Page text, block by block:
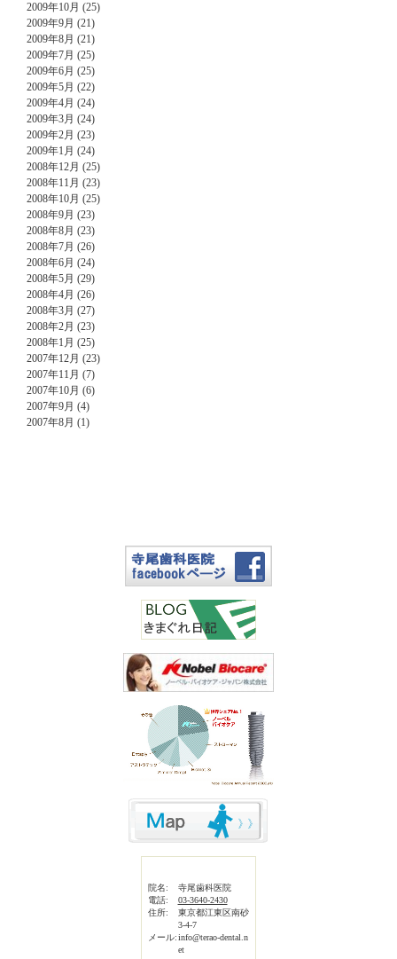
2009年10月 (25)
2009年9月 (21)
2009年8月 (21)
2009年7月 (25)
2009年6月 (25)
2009年5月 (22)
2009年4月 (24)
2009年3月 (24)
2009年2月 (23)
2009年1月 (24)
2008年12月 (25)
2008年11月 (23)
2008年10月 (25)
2008年9月 (23)
2008年8月 (23)
2008年7月 (26)
2008年6月 (24)
2008年5月 (29)
2008年4月 (26)
2008年3月 (27)
2008年2月 (23)
2008年1月 (25)
2007年12月 (23)
2007年11月 (7)
2007年10月 (6)
2007年9月 (4)
2007年8月 (1)
院名:
寺尾歯科医院
電話:
03-3640-2430
住所:
東京都江東区南砂
3-4-7
メール:info@terao-dental.n
et